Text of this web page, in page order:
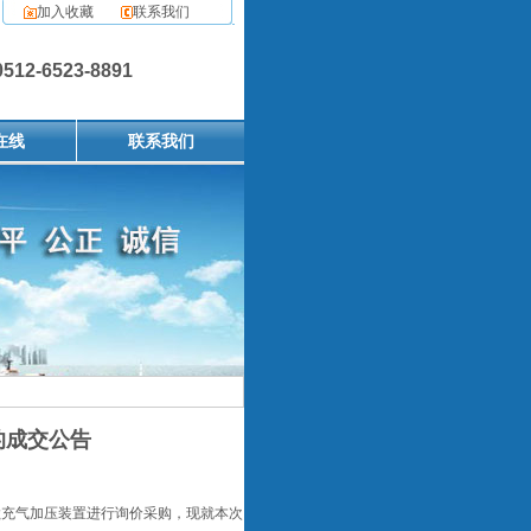
加入收藏 联系我们
6523-8891
线 联系我们
成交公告
气加压装置进行询价采购，现就本次